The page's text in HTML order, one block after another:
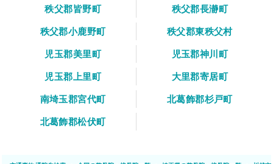
秩父郡皆野町
秩父郡長瀞町
秩父郡小鹿野町
秩父郡東秩父村
児玉郡美里町
児玉郡神川町
児玉郡上里町
大里郡寄居町
南埼玉郡宮代町
北葛飾郡杉戸町
北葛飾郡松伏町